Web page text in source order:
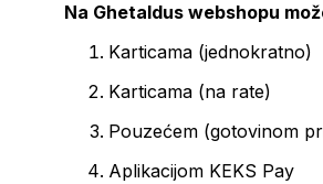
Na Ghetaldus webshopu
Karticama (jednokratno)
Karticama (na rate)
Pouzećem (gotovinom
Aplikacijom KEKS Pay